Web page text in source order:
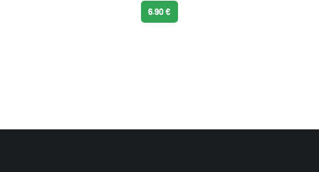
6.90 €